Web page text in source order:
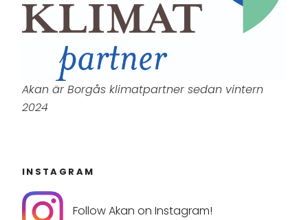
Akan är Borgås klimatpartner sedan vintern
2024
INSTAGRAM
Follow Akan on Instagram!